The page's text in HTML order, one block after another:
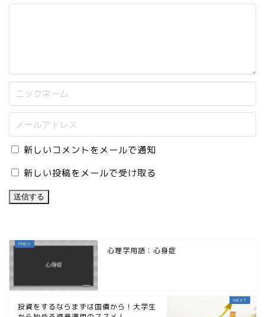
新しいコメントをメールで通知
新しい投稿をメールで受け取る
心理学用語：心身症
投資をするならまずは国債から！大学生